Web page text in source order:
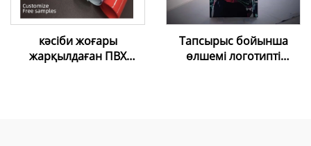
кәсіби жоғары
жарқылдаған ПВХ
Тапсырыс бойынша
өлшемі логотипті